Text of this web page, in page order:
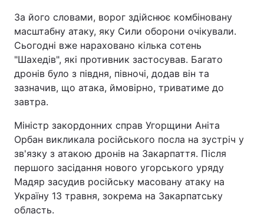
За його словами, ворог здійснює комбіновану
масштабну атаку, яку Сили оборони очікували.
Сьогодні вже нараховано кілька сотень
"Шахедів", які противник застосував. Багато
дронів було з півдня, півночі, додав він та
зазначив, що атака, ймовірно, триватиме до
завтра.
Міністр закордонних справ Угорщини Аніта
Орбан викликала російського посла на зустріч у
зв'язку з атакою дронів на Закарпаття. Після
першого засідання нового угорського уряду
Мадяр засудив російську масовану атаку на
Україну 13 травня, зокрема на Закарпатську
область.